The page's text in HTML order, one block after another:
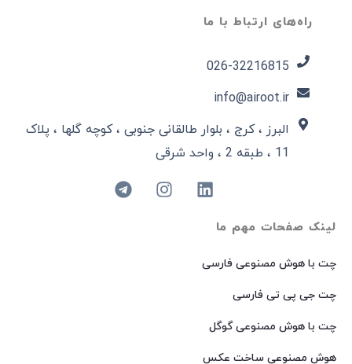
لینک صفحات مهم ما
چت با هوش مصنوعی فارسی
چت جی پی تی فارسی
چت با هوش مصنوعی گوگل
هوش مصنوعی ساخت عکس
راه‌های ارتباط با ما
026-32216815​
info@airoot.ir
البرز ، کرج ، بلوار طالقانی جنوبی ، کوچه گلها ، پلاک
11 ، طبقه 2 ، واحد شرقی